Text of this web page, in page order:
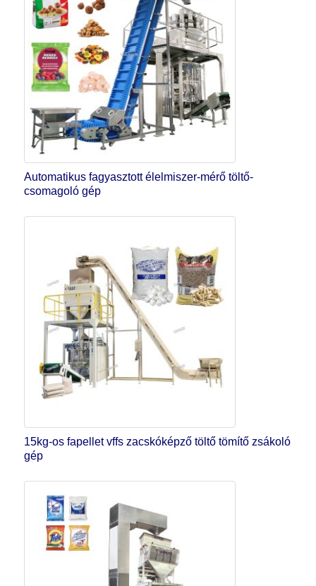
Automatikus fagyasztott élelmiszer-mérő töltő-
csomagoló gép
15kg-os fapellet vffs zacskóképző töltő tömítő zsákoló
gép